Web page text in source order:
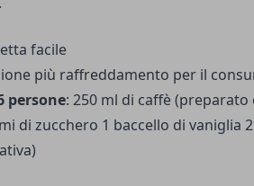
facile
più raffreddamento per il
persone: 250 ml di caffè
di zucchero 1 baccello di vaniglia